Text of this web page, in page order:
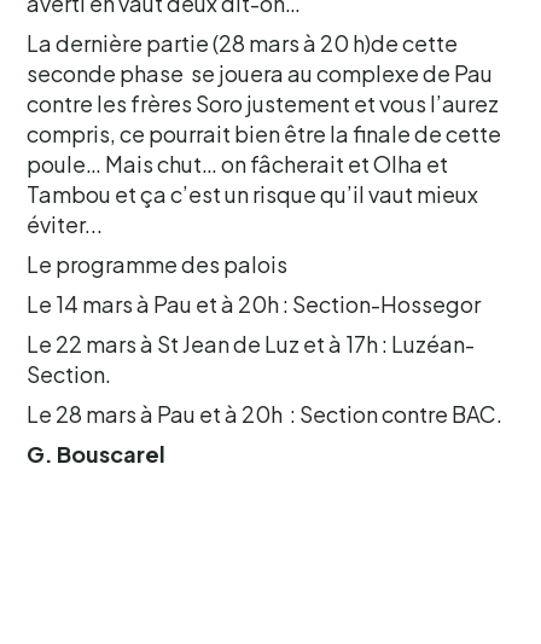
La dernière partie (28 mars à 20 h)de cette
seconde phase se jouera au complexe de Pau
contre les frères Soro justement et vous l’aurez
compris, ce pourrait bien être la finale de cette
poule… Mais chut… on fâcherait et Olha et
Tambou et ça c’est un risque qu’il vaut mieux
éviter...
Le programme des palois
Le 14 mars à Pau et à 20h : Section-Hossegor
Le 22 mars à St Jean de Luz et à 17h : Luzéan-
Section.
Le 28 mars à Pau et à 20h : Section contre BAC.
G. Bouscarel